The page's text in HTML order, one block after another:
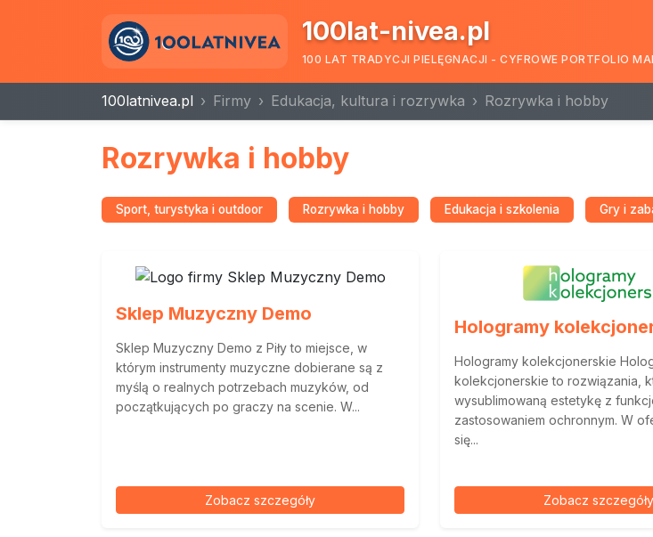
100lat-nivea.pl
100 LAT TRADYCJI PIELĘGNACJI - CYFROWE PORTFOLIO
100latnivea.pl Firmy Edukacja, kultura i rozrywka Rozrywka i hobby
Rozrywka i hobby
Sport, turystyka i outdoor Rozrywka i hobby Edukacja i szkolenia Gry i
Sklep Muzyczny Demo
Sklep Muzyczny Demo z Piły to miejsce, w
którym instrumenty muzyczne dobierane są z
myślą o realnych potrzebach muzyków, od
początkujących po graczy na scenie. W...
Zobacz szczegóły
Hologramy
Hologramy kolekcjonerskie
kolekcjonerskie to rozwiązania,
wysublimowaną estetykę z
zastosowaniem ochronnym. W
się...
Zobacz szczegóły